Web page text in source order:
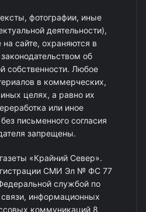
фотографии, иные
деятельности),
сайте, охраняются в
об
собственности. Любое
в коммерческих,
целях, а равно их
или иное
письменного согласия
запрещены.
«Крайний Север».
СМИ Эл № ФС 77
службой по
информационных
коммуникаций 8